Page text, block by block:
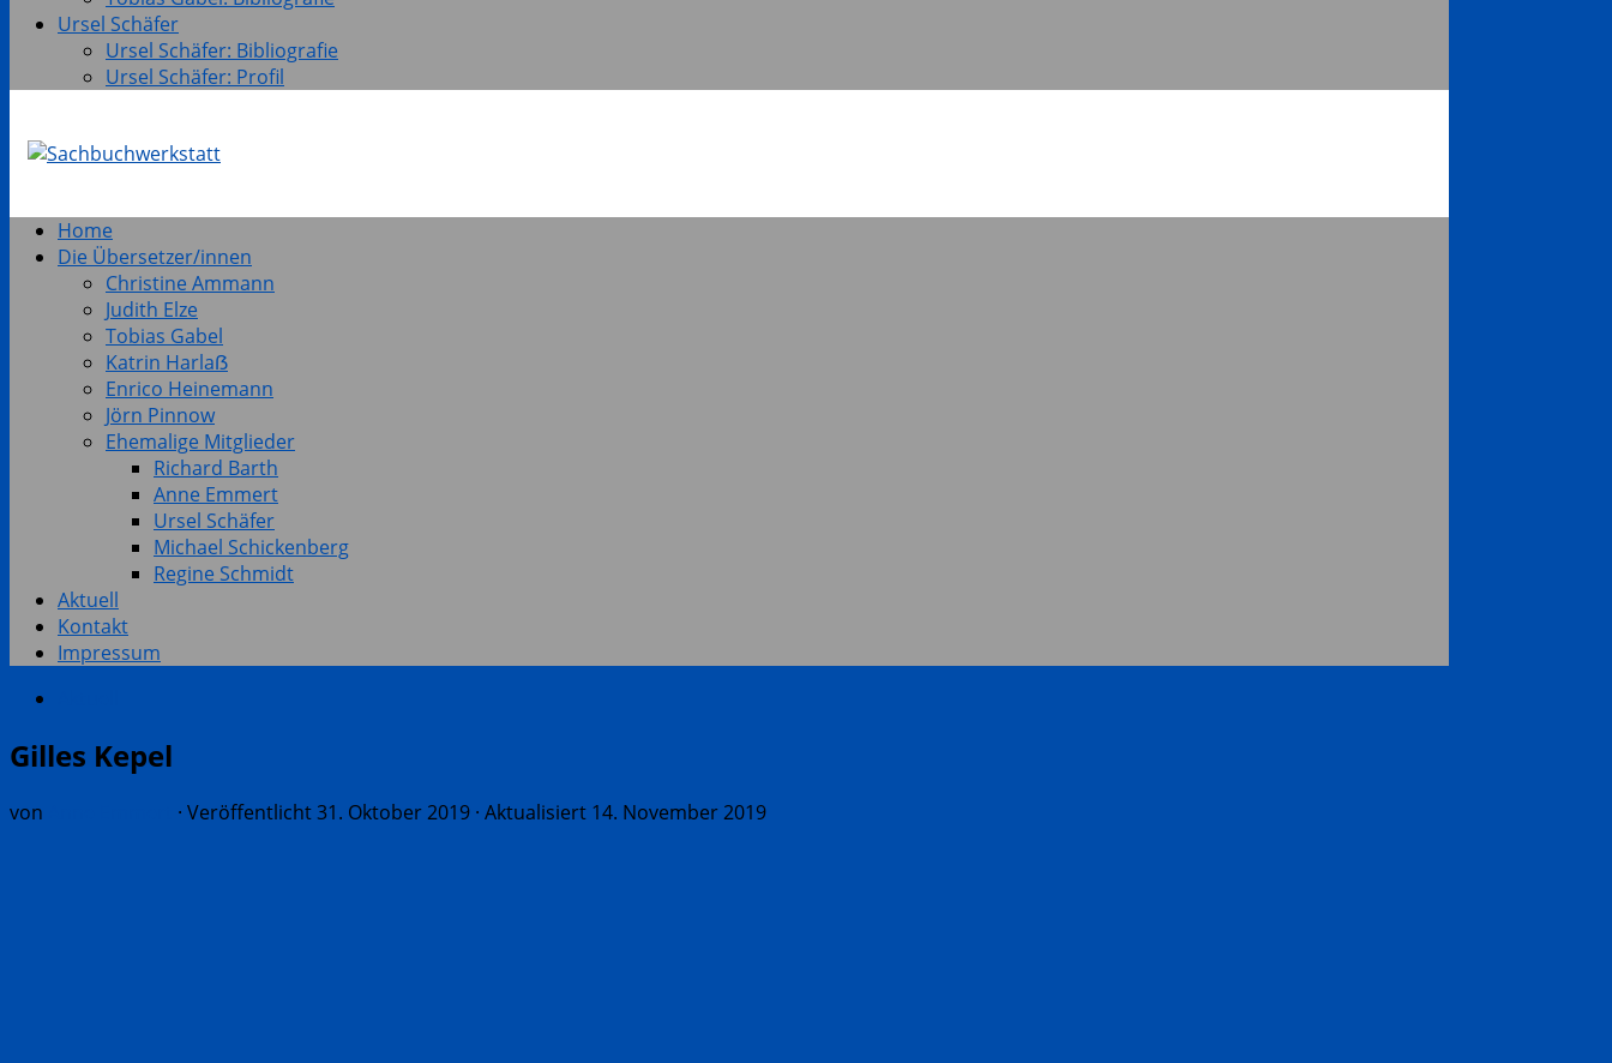
Ursel Schäfer
Ursel Schäfer: Bibliografie
Ursel Schäfer: Profil
Home
Die Übersetzer/innen
Christine Ammann
Judith Elze
Tobias Gabel
Katrin Harlaẞ
Enrico Heinemann
Jörn Pinnow
Ehemalige Mitglieder
Richard Barth
Anne Emmert
Ursel Schäfer
Michael Schickenberg
Regine Schmidt
Aktuell
Kontakt
Impressum
Gilles Kepel
von · Veröffentlicht31. Oktober 2019 · Aktualisiert 14. November 2019